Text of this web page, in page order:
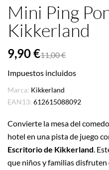
Mini Ping
Kikkerland
9,90 €11,00 €
Impuestos incluidos
Marca: Kikkerland
EAN13: 612615088092
Convierte la mesa del
hotel en una pista de juego
Escritorio de Kikkerland.
que niños y familias